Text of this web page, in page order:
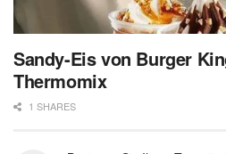
Sandy-Eis von Burger
Thermomix
1 SHARES